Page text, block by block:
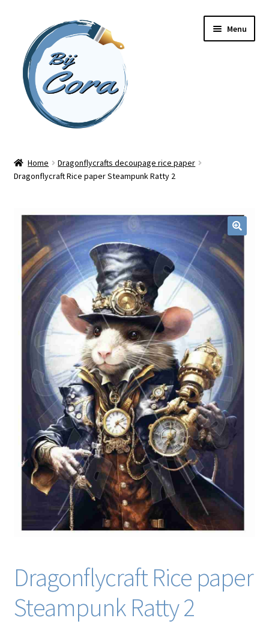
naar
navigatie
inhoud
Menu
Workshops
Shop
Blog / DIY / Tutorials
Over mij
Contact
Home
Dragonflycrafts decoupage rice paper
Dragonflycraft Rice paper Steampunk Ratty 2
Dragonflycraft Rice paper
Steampunk Ratty 2